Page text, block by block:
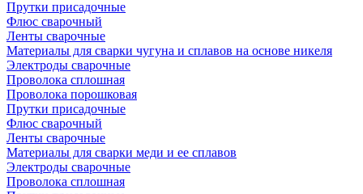
Прутки присадочные
Флюс сварочный
Ленты сварочные
Материалы для сварки чугуна и сплавов на основе никеля
Электроды сварочные
Проволока сплошная
Проволока порошковая
Прутки присадочные
Флюс сварочный
Ленты сварочные
Материалы для сварки меди и ее сплавов
Электроды сварочные
Проволока сплошная